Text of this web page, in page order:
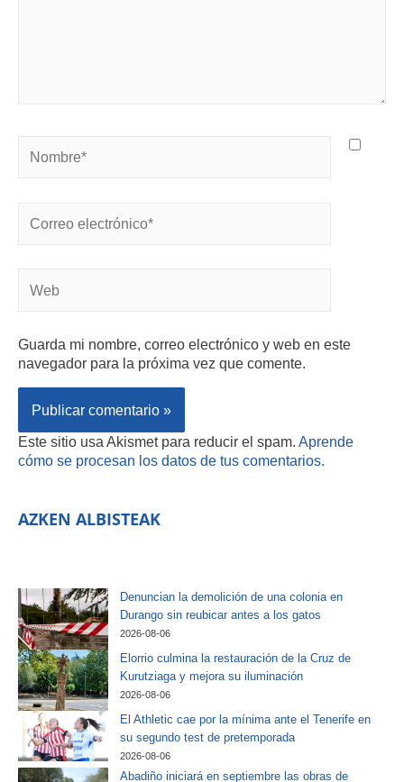
Guarda mi nombre, correo electrónico y web en este
navegador para la próxima vez que comente.
Este sitio usa Akismet para reducir el spam. Aprende
cómo se procesan los datos de tus comentarios.
AZKEN ALBISTEAK
Denuncian la demolición de una colonia en
Durango sin reubicar antes a los gatos
2026-08-06
Elorrio culmina la restauración de la Cruz de
Kurutziaga y mejora su iluminación
2026-08-06
El Athletic cae por la mínima ante el Tenerife en
su segundo test de pretemporada
2026-08-06
Abadiño iniciará en septiembre las obras de